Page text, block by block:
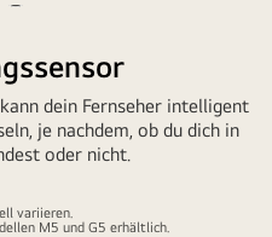
dein Fernseher intelligent
je nachdem, ob du dich in
oder nicht.
variieren.
M5 und G5 erhältlich.